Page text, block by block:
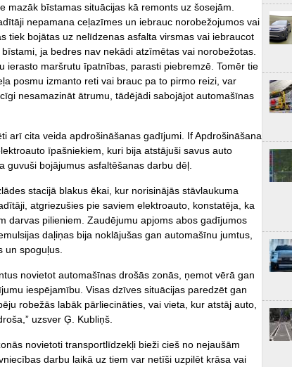
mazāk bīstamas situācijas kā remonts uz šosejām.
nepamana ceļazīmes un iebrauc norobežojumos vai
tiek bojātas uz nelīdzenas asfalta virsmas vai iebraucot
ja bedres nav nekādi atzīmētas vai norobežotas.
ierasto maršrutu īpatnības, parasti piebremzē. Tomēr tie
posmu izmanto reti vai brauc pa to pirmo reizi, var
nesamazināt ātrumu, tādējādi sabojājot automašīnas
arī cita veida apdrošināšanas gadījumi. If Apdrošināšana
īpašniekiem, kuri bija atstājuši savus auto
guvuši bojājumus asfaltēšanas darbu dēļ.
stacijā blakus ēkai, kur norisinājās stāvlaukuma
atgriezušies pie saviem elektroauto, konstatēja, ka
darvas pilieniem. Zaudējumu apjoms abos gadījumos
daļiņas bija noklājušas gan automašīnu jumtus,
un spoguļus.
novietot automašīnas drošās zonās, ņemot vērā gan
iespējamību. Visas dzīves situācijas paredzēt gan
robežās labāk pārliecināties, vai vieta, kur atstāj auto,
uzsver Ģ. Kubliņš.
novietoti transportlīdzekļi bieži cieš no nejaušām
darbu laikā uz tiem var netīši uzpilēt krāsa vai